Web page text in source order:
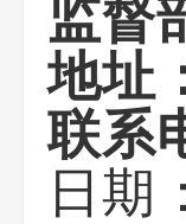
监督
地址
联系
日期：